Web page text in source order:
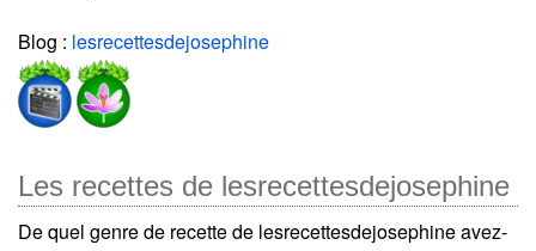
Blog : lesrecettesdejosephine
Les recettes de lesrecettesdejosephine
De quel genre de recette de lesrecettesdejosephine avez-